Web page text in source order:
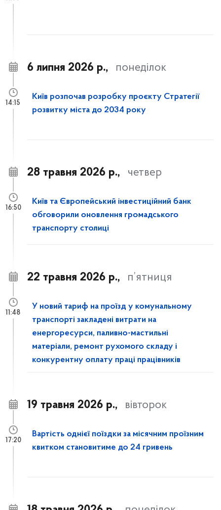
6 липня 2026 р., понеділок
Київ розпочав розробку проєкту Стратегії
розвитку міста до 2034 року
14:15
28 травня 2026 р., четвер
Київ та Європейський інвестиційний банк
обговорили оновлення громадського
транспорту столиці
16:50
22 травня 2026 р., п’ятниця
У новий тариф на проїзд у комунальному
транспорті закладені витрати на
енергоресурси, паливно-мастильні
матеріали, ремонт рухомого складу і
конкурентну оплату праці працівників
11:48
19 травня 2026 р., вівторок
Вартість однієї поїздки за місячним проїзним
квитком становитиме до 24 гривень
17:20